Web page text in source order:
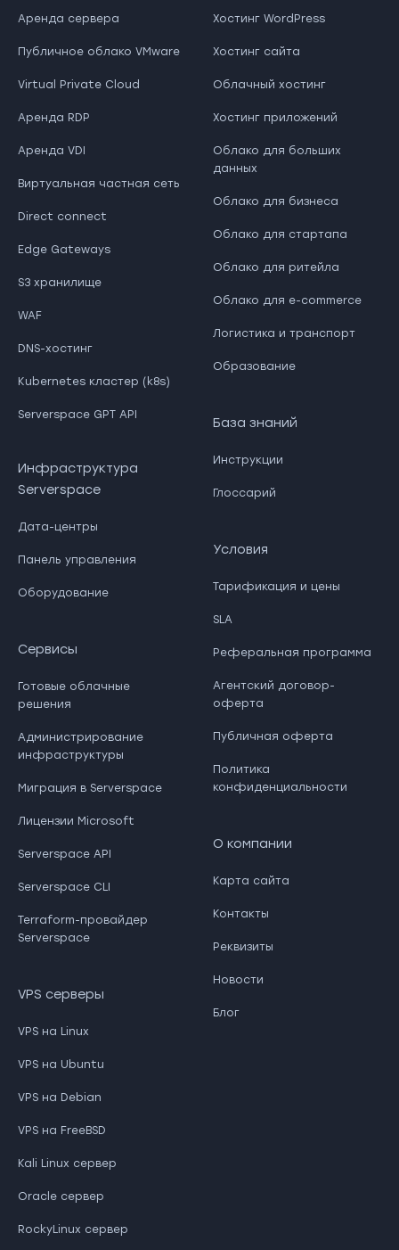
Аренда сервера
Публичное облако VMware
Virtual Private Cloud
Аренда RDP
Аренда VDI
Виртуальная частная сеть
Direct connect
Edge Gateways
S3 хранилище
WAF
DNS-хостинг
Kubernetes кластер (k8s)
Serverspace GPT API
Инфраструктура
Serverspace
Дата-центры
Панель управления
Оборудование
Сервисы
Готовые облачные
решения
Администрирование
инфраструктуры
Миграция в Serverspace
Лицензии Microsoft
Serverspace API
Serverspace CLI
Terraform-провайдер
Serverspace
VPS серверы
VPS на Linux
VPS на Ubuntu
VPS на Debian
VPS на FreeBSD
Kali Linux сервер
Oracle сервер
RockyLinux сервер
Хостинг WordPress
Хостинг сайта
Облачный хостинг
Хостинг приложений
Облако для больших
данных
Облако для бизнеса
Облако для стартапа
Облако для ритейла
Облако для e-commerce
Логистика и транспорт
Образование
База знаний
Инструкции
Глоссарий
Условия
Тарификация и цены
SLA
Реферальная программа
Агентский договор-
оферта
Публичная оферта
Политика
конфиденциальности
О компании
Карта сайта
Контакты
Реквизиты
Новости
Блог